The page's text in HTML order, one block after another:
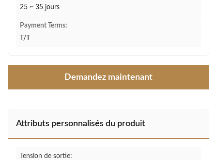
25 ~ 35 jours
Payment Terms:
T/T
Demandez maintenant
Attributs personnalisés du produit
Tension de sortie: